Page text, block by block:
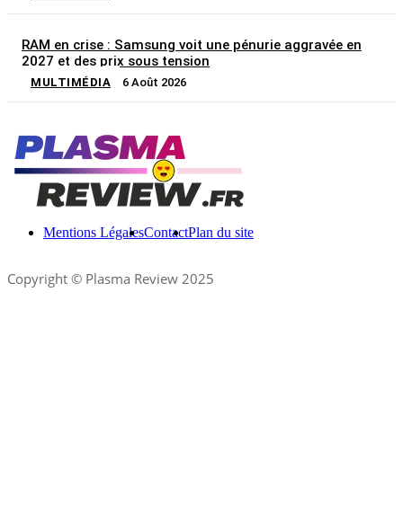
RAM en crise : Samsung voit une pénurie aggravée en
2027 et des prix sous tension
MULTIMÉDIA 6 Août 2026
Mentions LégalesContactPlan du site
Copyright © Plasma Review 2025